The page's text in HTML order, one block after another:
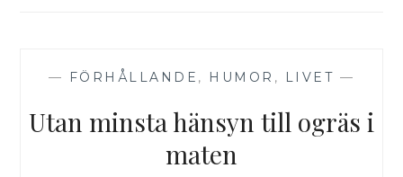
— FÖRHÅLLANDE , HUMOR , LIVET —
Utan minsta hänsyn till ogräs i
maten